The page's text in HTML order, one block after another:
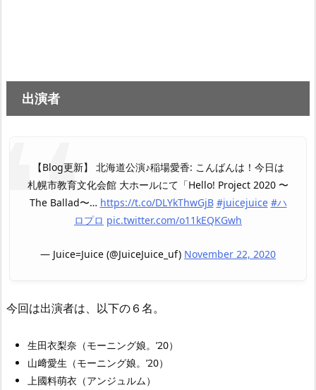
出演者
【Blog更新】 北海道公演♪稲場愛香: こんばんは！今日は
札幌市教育文化会館 大ホールにて「Hello! Project 2020 〜
The Ballad〜… https://t.co/DLYkThwGjB #juicejuice #ハ
ロプロ pic.twitter.com/o11kEQKGwh
— Juice=Juice (@JuiceJuice_uf) November 22, 2020
今回は出演者は、以下の６名。
生田衣梨奈（モーニング娘。’20）
山﨑愛生（モーニング娘。’20）
上國料萌衣（アンジュルム）